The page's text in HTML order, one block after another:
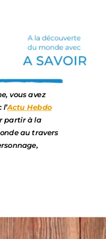
vous avez
Actu Hebdo
partir à la
au travers